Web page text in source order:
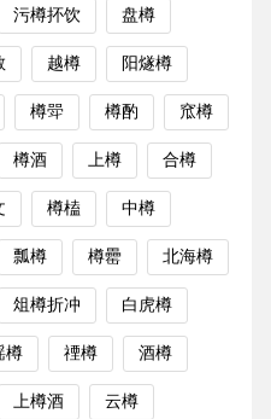
污樽抔饮 盘樽
越樽 阳燧樽
樽斝 樽酌 窊樽
樽酒 上樽 合樽
樽榼 中樽
瓢樽 樽罍 北海樽
俎樽折冲 白虎樽
樽 禋樽 酒樽
上樽酒 云樽